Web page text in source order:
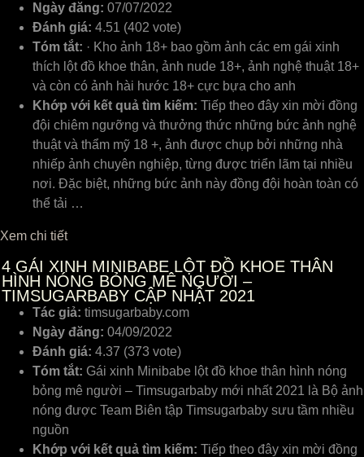
Ngày đăng: 07/07/2022
Đánh giá: 4.51 (402 vote)
Tóm tắt: · Kho ảnh 18+ bao gồm ảnh các em gái xinh
thích lột đồ khoe thân, ảnh nude 18+, ảnh nghệ thuật 18+
và còn có ảnh hài hước 18+ cực bựa cho anh
Khớp với kết quả tìm kiếm: Tiếp theo đây xin mời đồng
đội chiêm ngưỡng và thưởng thức những bức ảnh nghệ
thuật và thẩm mỹ 18 +, ảnh được chụp bởi những nhà
nhiếp ảnh chuyên nghiệp, từng được triển lãm tại nhiều
nơi. Đặc biệt, những bức ảnh này đồng đội hoàn toàn có
thể tải …
Xem chi tiết
4 GÁI XINH MINIBABE LỘT ĐỒ KHOE THÂN
HÌNH NÓNG BỎNG MÊ NGƯỜI –
TIMSUGARBABY CẬP NHẬT 2021
Tác giả: timsugarbaby.com
Ngày đăng: 04/09/2022
Đánh giá: 4.37 (373 vote)
Tóm tắt: Gái xinh Minibabe lột đồ khoe thân hình nóng
bỏng mê người – Timsugarbaby mới nhất 2021 là Bộ ảnh
nóng được Team Biên tập Timsugarbaby sưu tầm nhiều
nguồn
Khớp với kết quả tìm kiếm: Tiếp theo đây xin mời đồng